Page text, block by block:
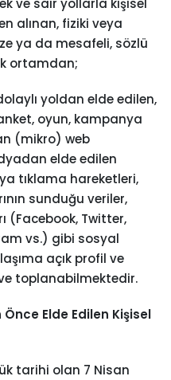
ve sair yollarla kişisel
alınan, fiziki veya
ya da mesafeli, sözlü
ortamdan;
yoldan elde edilen,
oyun, kampanya
(mikro) web
elde edilen
tıklama hareketleri,
sunduğu veriler,
(Facebook, Twitter,
vs.) gibi sosyal
açık profil ve
toplanabilmektedir.
Elde Edilen Kişisel
tarihi olan 7 Nisan